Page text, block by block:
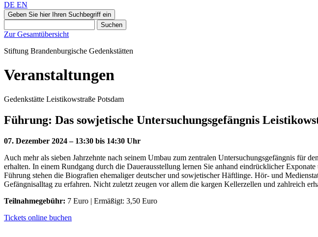
DE EN
Geben Sie hier Ihren Suchbegriff ein
Suchen
Zur Gesamtübersicht
Stiftung Brandenburgische Gedenkstätten
Veranstaltungen
Gedenkstätte Leistikowstraße Potsdam
Führung: Das sowjetische Untersuchungsgefängnis
07. Dezember 2024 – 13:30 bis 14:30 Uhr
Auch mehr als sieben Jahrzehnte nach seinem Umbau zum zentralen Untersuchungsgefängnis für
erhalten. In einem Rundgang durch die Dauerausstellung lernen Sie anhand eindrücklicher
Führung stehen die Biografien ehemaliger deutscher und sowjetischer Häftlinge. Hör- und
Gefängnisalltag zu erfahren. Nicht zuletzt zeugen vor allem die kargen Kellerzellen und zahlreich
Teilnahmegebühr: 7 Euro | Ermäßigt: 3,50 Euro
Tickets online buchen